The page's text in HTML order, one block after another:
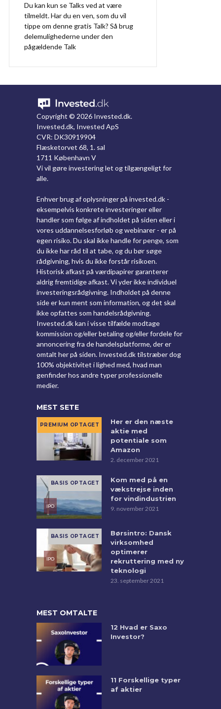
Du kan kun se Talks ved at være
tilmeldt. Har du en ven, som du vil
tippe om denne gratis Talk? Så brug
delemulighederne under den
pågældende Talk
Copyright © 2026 Invested.dk.
Invested.dk, Invested ApS
CVR: DK30919904
Flæsketorvet 68, 1. sal
1711 København V
Vi vil gøre investering let og tilgængeligt for
alle.
Enhver brug af oplysninger på invested.dk -
eksempelvis konkrete investeringer eller
handler som følge af indholdet på siden eller i
vores uddannelsesforløb og webinarer - er på
egen risiko. Du skal ikke handle for penge, som
du ikke har råd til at tabe, og du bør søge
rådgivning, hvis du ikke forstår risikoen.
Historisk afkast på værdipapirer garanterer
aldrig fremtidige afkast. Vi yder ikke individuel
investeringsrådgivning. Indholdet på denne
side er kun ment som information, og det skal
ikke opfattes som handelsrådgivning.
Invested.dk kan i visse tilfælde modtage
kommission og/eller betaling og/eller fordele for
annoncering fra de handelsplatforme, der er
omtalt her på siden. Invested.dk tilstræber dog
100% objektivitet i lighed med, hvad man
genfinder hos andre typer professionelle
medier.
MEST SETE
Her er den næste
aktie med
potentiale som
Amazon
2. december 2021
Kom med på en
vækstrejse inden
for vindindustrien
9. november 2021
Børsintro: Dansk
virksomhed
optimerer
rekruttering med ny
teknologi
23. september 2021
MEST OMTALTE
12 Hvad er Saxo
Investor?
11 Forskellige typer
af aktier